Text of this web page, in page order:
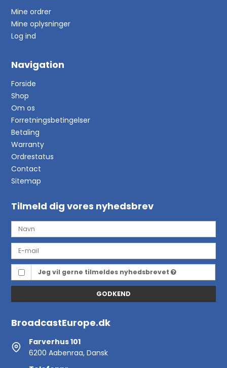
Mine ordrer
Mine oplysninger
Log ind
Navigation
Forside
Shop
Om os
Forretningsbetingelser
Betaling
Warranty
Ordrestatus
Contact
Sitemap
Tilmeld dig vores nyhedsbrev
Jeg vil gerne tilmeldes nyhedsbrevet
GODKEND
BroadcastEurope.dk
Farverhus 101
6200 Aabenraa, Dansk